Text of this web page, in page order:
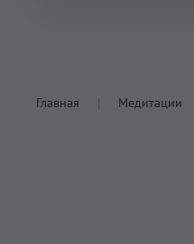
Главная Медитации